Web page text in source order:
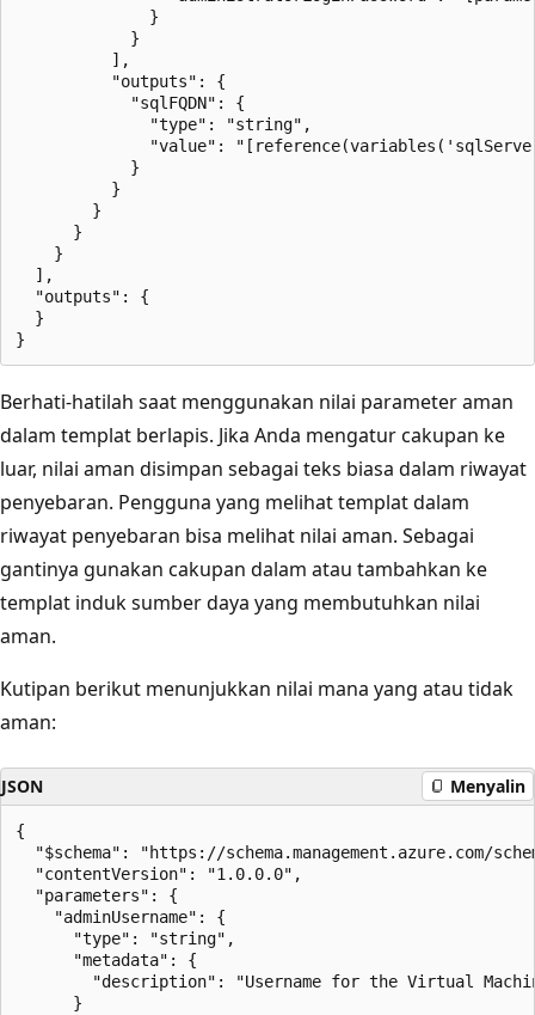
              }
            }
          ],
          "outputs": {
            "sqlFQDN": {
              "type": "string",
"value":
            }
          }
        }
      }
    }
  ],
  "outputs": {
  }
Berhati-hatilah saat menggunakan nilai parameter aman
dalam templat berlapis. Jika Anda mengatur cakupan ke
luar, nilai aman disimpan sebagai teks biasa dalam riwayat
penyebaran. Pengguna yang melihat templat dalam
riwayat penyebaran bisa melihat nilai aman. Sebagai
gantinya gunakan cakupan dalam atau tambahkan ke
templat induk sumber daya yang membutuhkan nilai
aman.
Kutipan berikut menunjukkan nilai mana yang atau tidak
aman:
JSON Menyalin
{
"$schema": "https://schema.management.azure.com/
  "contentVersion": "1.0.0.0",
  "parameters": {
    "adminUsername": {
      "type": "string",
      "metadata": {
"description": "Username for the Virtual
      }